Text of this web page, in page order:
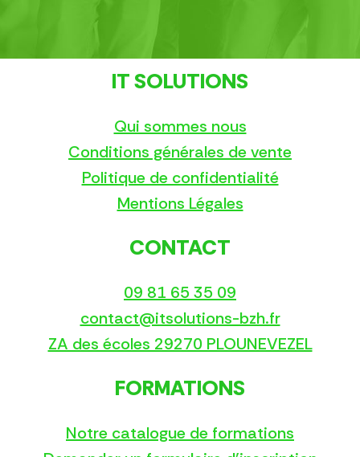
IT SOLUTIONS
Qui sommes nous
Conditions générales de vente
Politique de confidentialité
Mentions Légales
CONTACT
09 81 65 35 09
contact@itsolutions-bzh.fr
ZA des écoles 29270 PLOUNEVEZEL
FORMATIONS
Notre catalogue de formations